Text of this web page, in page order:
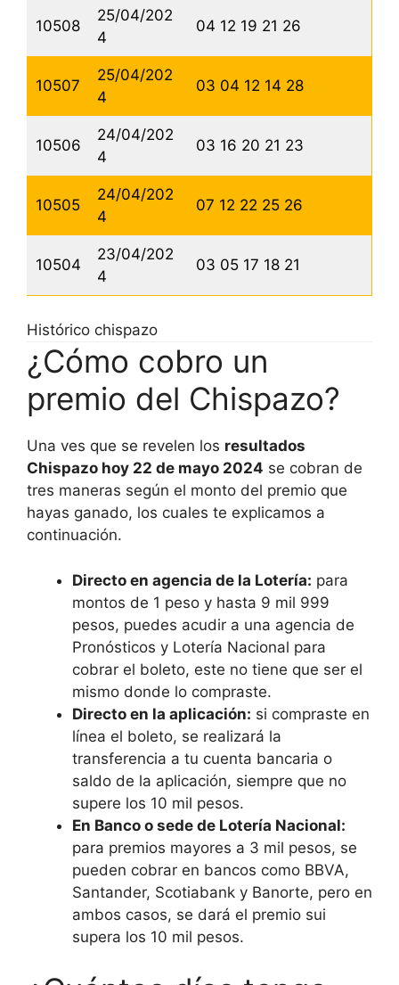
10508
25/04/202
4
04 12 19 21 26
10507
25/04/202
4
03 04 12 14 28
10506
24/04/202
4
03 16 20 21 23
10505
24/04/202
4
07 12 22 25 26
10504
23/04/202
4
03 05 17 18 21
Histórico chispazo
¿Cómo cobro un
premio del Chispazo?
Una ves que se revelen los resultados
Chispazo hoy 22 de mayo 2024 se cobran de
tres maneras según el monto del premio que
hayas ganado, los cuales te explicamos a
continuación.
Directo en agencia de la Lotería: para
montos de 1 peso y hasta 9 mil 999
pesos, puedes acudir a una agencia de
Pronósticos y Lotería Nacional para
cobrar el boleto, este no tiene que ser el
mismo donde lo compraste.
Directo en la aplicación: si compraste en
línea el boleto, se realizará la
transferencia a tu cuenta bancaria o
saldo de la aplicación, siempre que no
supere los 10 mil pesos.
En Banco o sede de Lotería Nacional:
para premios mayores a 3 mil pesos, se
pueden cobrar en bancos como BBVA,
Santander, Scotiabank y Banorte, pero en
ambos casos, se dará el premio sui
supera los 10 mil pesos.